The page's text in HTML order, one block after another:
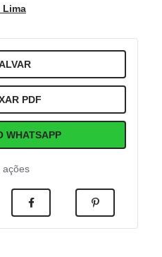
Lima
PDF
WHATSAPP
ações